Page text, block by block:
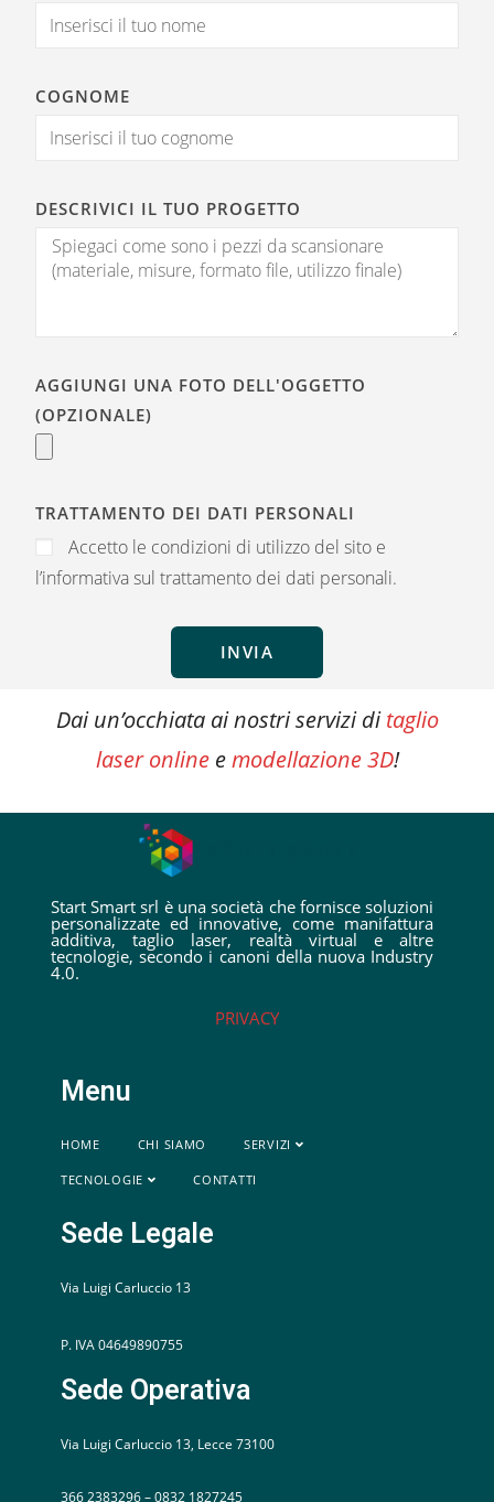
COGNOME
DESCRIVICI IL TUO PROGETTO
AGGIUNGI UNA FOTO DELL'OGGETTO
(OPZIONALE)
TRATTAMENTO DEI DATI PERSONALI
Accetto le condizioni di utilizzo del sito e
l’informativa sul trattamento dei dati personali.
INVIA
Dai un’occhiata ai nostri servizi ditaglio
laser onlineemodellazione 3D!
Start Smart srl è una società che fornisce soluzioni
personalizzate ed innovative, come manifattura
additiva, taglio laser, realtà virtual e altre
tecnologie, secondo i canoni della nuova Industry
4.0.
PRIVACY
Menu
HOME CHI SIAMO SERVIZI
TECNOLOGIE CONTATTI
Sede Legale
Via Luigi Carluccio 13
P. IVA 04649890755
Sede Operativa
Via Luigi Carluccio 13, Lecce 73100
366 2383296 – 0832 1827245